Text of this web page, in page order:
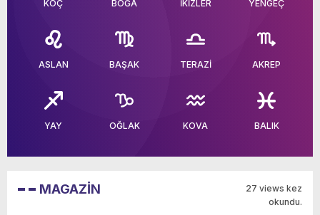
KOÇ BOĞA İKİZLER YENGEÇ
ASLAN BAŞAK TERAZİ AKREP
YAY OĞLAK KOVA BALIK
MAGAZİN
27 views kez
okundu.